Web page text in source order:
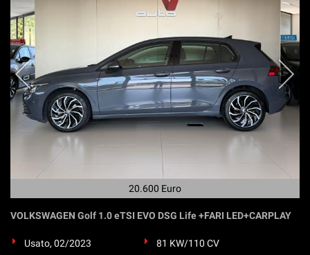
20.600 Euro
VOLKSWAGEN Golf 1.0 eTSI EVO DSG Life +FARI LED+CARPLAY
Usato, 02/2023
81 KW/110 CV
questi
strumenti
di
tracciamento
si
rimanda
alla
cookie
policy.
modificare
scelte
qualsiasi